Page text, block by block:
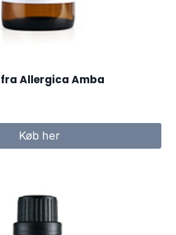
Allergica Amba
Køb her